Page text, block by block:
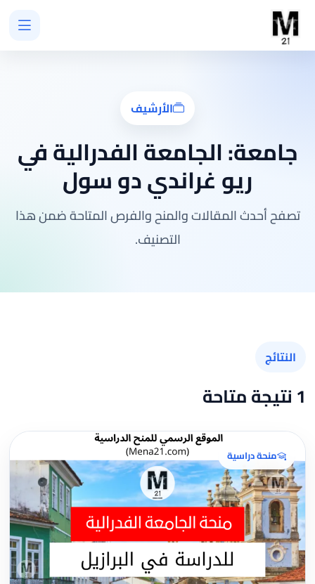
الأرشيف
جامعة:الجامعة الفدرالية في
ريو غراندي دو سول
تصفح أحدث المقالات والمنح والفرص المتاحة ضمن هذا
التصنيف.
النتائج
1 نتيجة متاحة
منحة دراسية